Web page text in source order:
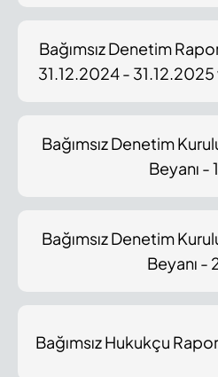
Bağımsız Denetim
31.12.2024 -
Bağımsız Denetim
Beyanı - 1
Bağımsız Denetim
Beyanı -
Bağımsız Hukukçu